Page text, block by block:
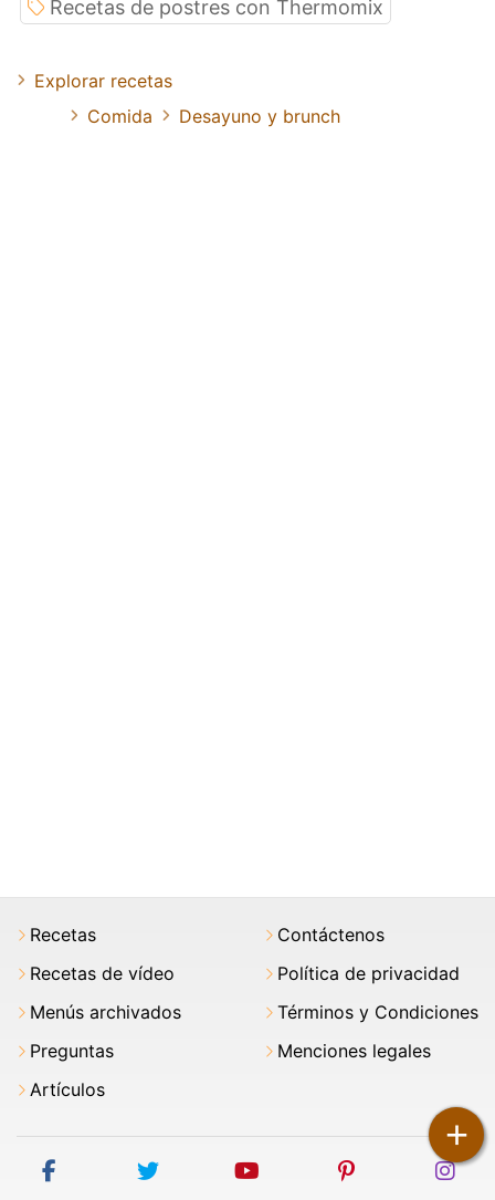
+
Recetas de postres con Thermomix
Explorar recetas
Comida
Desayuno y brunch
Recetas
Recetas de vídeo
Menús archivados
Preguntas
Artículos
Contáctenos
Política de privacidad
Términos y Condiciones
Menciones legales
facebook twitter youtube pinterest